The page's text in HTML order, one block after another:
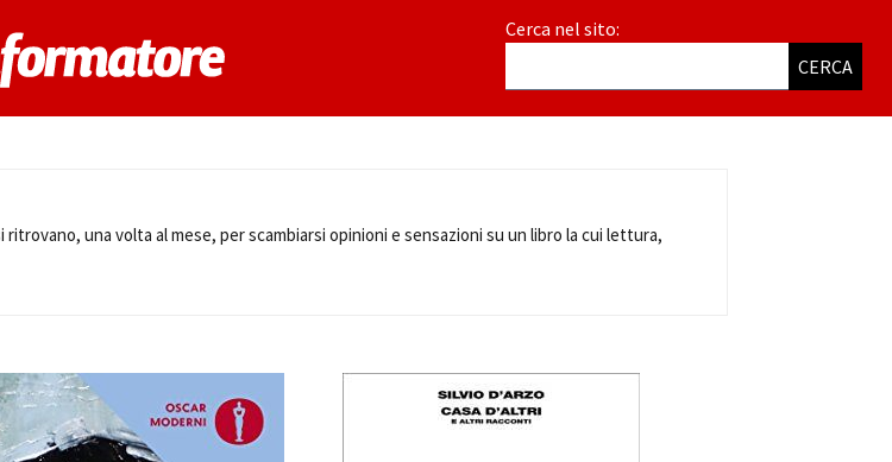
Cerca nel sito:
CERCA
una volta al mese, per scambiarsi opinioni e sensazioni su un libro la cui lettura,